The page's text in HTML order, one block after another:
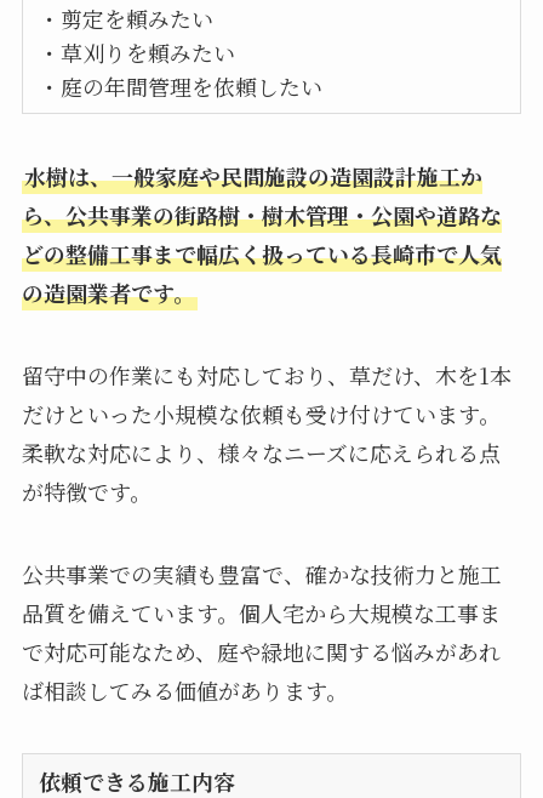
・剪定を頼みたい
・草刈りを頼みたい
・庭の年間管理を依頼したい
水樹は、一般家庭や民間施設の造園設計施工か
ら、公共事業の街路樹・樹木管理・公園や道路な
どの整備工事まで幅広く扱っている長崎市で人気
の造園業者です。
留守中の作業にも対応しており、草だけ、木を1本
だけといった小規模な依頼も受け付けています。
柔軟な対応により、様々なニーズに応えられる点
が特徴です。
公共事業での実績も豊富で、確かな技術力と施工
品質を備えています。個人宅から大規模な工事ま
で対応可能なため、庭や緑地に関する悩みがあれ
ば相談してみる価値があります。
依頼できる施工内容